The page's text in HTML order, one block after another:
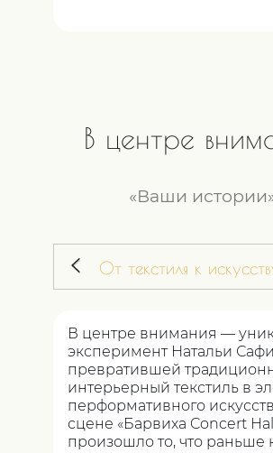
В центре
«Ваши
От текстиля к
В центре внимания —
эксперимент Натальи
превратившей
интерьерный текстиль в
перформативного
сцене «Барвиха Concert
произошло то, что раньше